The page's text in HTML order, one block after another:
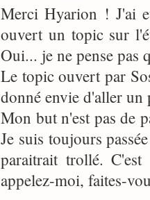
Merci Hyarion ! J'ai
ouvert un topic sur
Oui... je ne pense pas
Le topic ouvert par
donné envie d'aller un
Mon but n'est pas de
Je suis toujours
paraitrait trollé.
appelez-moi, faites-